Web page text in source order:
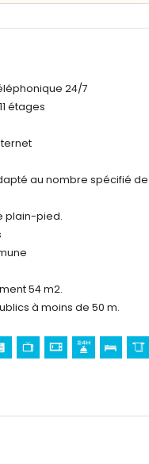
24/7
étages
au nombre spécifié de
plain-pied.
54 m2.
à moins de 50 m.